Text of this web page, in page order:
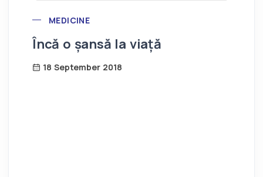
POST CATEGORY
MEDICINE
Încă o șansă la viață
18 September 2018